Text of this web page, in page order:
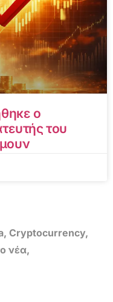
ο
του
, Cryptocurrency,
νέα,